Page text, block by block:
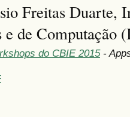
Freitas Duarte,
e de
do CBIE 2015-